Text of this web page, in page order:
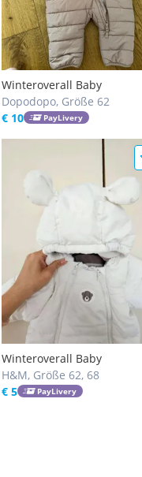
Winteroverall Baby
Dopodopo, Größe 62
€ 10
PayLivery
Winteroverall Baby
H&M, Größe 62, 68
€ 5
PayLivery